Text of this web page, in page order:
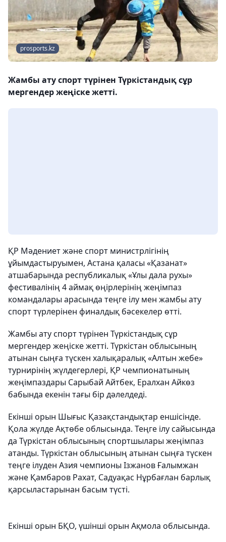
prosports.kz
Жамбы ату спорт түрінен Түркістандық сұр
мергендер жеңіске жетті.
ҚР Мәдениет және спорт министрлігінің
ұйымдастыруымен, Астана қаласы «Қазанат»
атшабарында республикалық «Ұлы дала рухы»
фестивалінің 4 аймақ өңірлерінің жеңімпаз
командалары арасында теңге ілу мен жамбы ату
спорт түрлерінен финалдық бәсекелер өтті.
Жамбы ату спорт түрінен Түркістандық сұр
мергендер жеңіске жетті. Түркістан облысының
атынан сыңға түскен халықаралық «Алтын жебе»
турнирінің жүлдегерлері, ҚР чемпионатының
жеңімпаздары Сарыбай Айтбек, Ералхан Айкөз
бабында екенін тағы бір дәлелдеді.
Екінші орын Шығыс Қазақстандықтар еншісінде.
Қола жүлде Ақтөбе облысында. Теңге ілу сайысында
да Түркістан облысының спортшылары жеңімпаз
атанды. Түркістан облысының атынан сыңға түскен
теңге ілуден Азия чемпионы Ізжанов Ғалымжан
және Қамбаров Рахат, Садуақас Нұрбағлан барлық
қарсыластарынан басым түсті.
Екінші орын БҚО, үшінші орын Ақмола облысында.